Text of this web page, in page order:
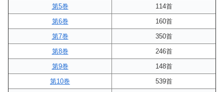
第5巻
114首
第6巻
160首
第7巻
350首
第8巻
246首
第9巻
148首
第10巻
539首